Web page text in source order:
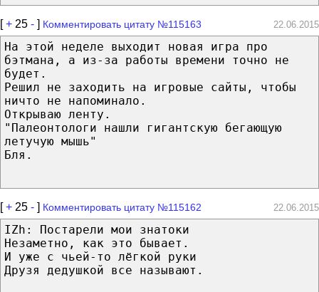
[+ 25 - ] Комментировать цитату №115163 22.06.2015
На этой неделе выходит новая игра про
бэтмана, а из-за работы времени точно не
будет.
Решил не заходить на игровые сайты, чтобы
ничто не напоминало.
Открываю ленту.
"Палеонтологи нашли гигантскую бегающую
летучую мышь"
Бля.
[+ 25 - ] Комментировать цитату №115162 22.06.2015
IZh: Постарели мои знатоки
Незаметно, как это бывает.
И уже с чьей-то лёгкой руки
Друзя дедушкой все называют.